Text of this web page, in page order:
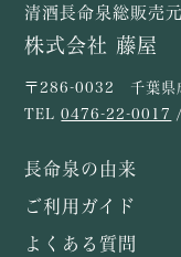
清酒長命泉総販売元
株式会社 藤屋
〒286-0032 千葉県
TEL0476-22-0017
長命泉の由来
ご利用ガイド
よくある質問